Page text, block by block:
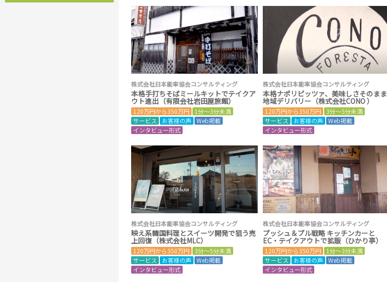
株式会社日本能率協会コンサルティング
本格手打ちそばミールキットでテイクア
ウト進出（有限会社岩田屋旅館）
120万円から350万円
1分～3分未満
サービス
お客様の声
Web掲載
インタビュー形式
株式会社日本能率協会コンサルティング
本格ナポリピッツァ、美味しさそのまま
地域デリバリー（株式会社CONO ）
120万円から350万円
3分～5分未満
サービス
お客様の声
Web掲載
インタビュー形式
株式会社日本能率協会コンサルティング
映え系韓国料理とスイーツ開発で狙う売
上回復（株式会社MLC）
120万円から350万円
3分～5分未満
サービス
お客様の声
Web掲載
インタビュー形式
株式会社日本能率協会コンサルティング
プッシュ＆プル戦略 キッチンカーと
EC・テイクアウトで拡販（ひかり亭）
120万円から350万円
1分～3分未満
サービス
お客様の声
Web掲載
インタビュー形式